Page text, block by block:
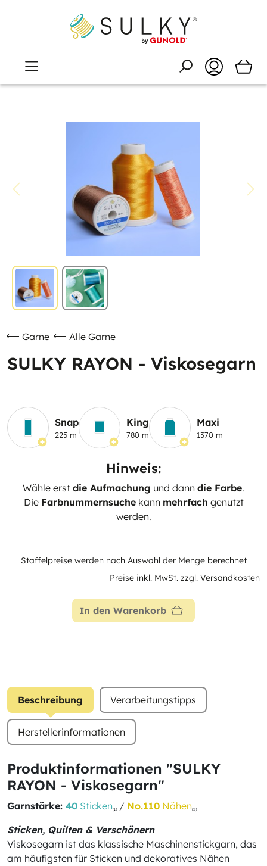
Garne Alle Garne
SULKY RAYON - Viskosegarn
Snap
225 m
King
780 m
Maxi
1370 m
Hinweis:
Wähle erst die Aufmachung und dann die Farbe.
Die Farbnummernsuchekann mehrfach genutzt
werden.
Staffelpreise werden nach Auswahl der Menge berechnet
Preise inkl. MwSt. zzgl. Versandkosten
In den Warenkorb
Beschreibung Verarbeitungstipps
Herstellerinformationen
Produktinformationen "SULKY
RAYON - Viskosegarn"
Garnstärke: 40 Sticken(1)/ No.110 Nähen(2)
Sticken, Quilten & Verschönern
Viskosegarn ist das klassische Maschinenstickgarn, das
am häufigsten für Sticken und dekoratives Nähen